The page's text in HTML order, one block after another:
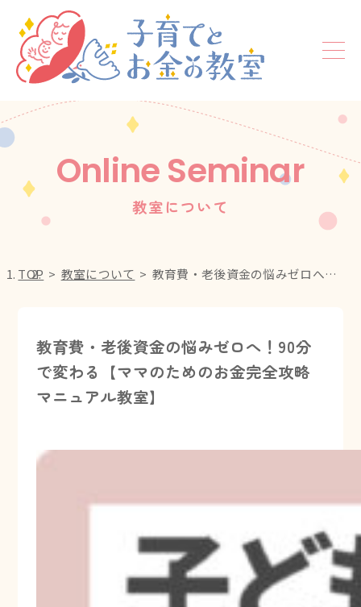
Online Seminar
教室について
TOP 教室について 教育費・老後資金の悩みゼロへ！90分で変わる【ママのためのお金完全攻略マニュアル教室】
教育費・老後資金の悩みゼロへ！90分
で変わる【ママのためのお金完全攻略
マニュアル教室】